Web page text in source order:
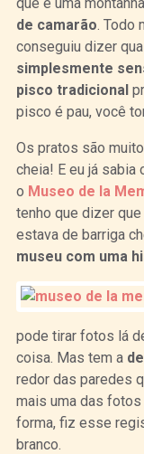
de camarão .
conseguiu dizer
simplesmente
pisco tradicional
pisco é pau, você
Os pratos são
cheia! E eu já sabia
o Museo de la
tenho que dizer
estava de barriga
museu com uma
pode tirar fotos lá
coisa. Mas tem a
redor das paredes
mais uma das
forma, fiz esse
branco.